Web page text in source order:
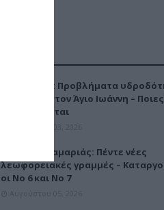
Καλαμαριά: Προβλήματα
την Τρίτη στον Άγιο Ιωάννη –
επηρεάζονται
Μετρό Καλαμαριάς: Πέντε νέες
λεωφορειακές γραμμές –
οι Νο 6 και Νο 7